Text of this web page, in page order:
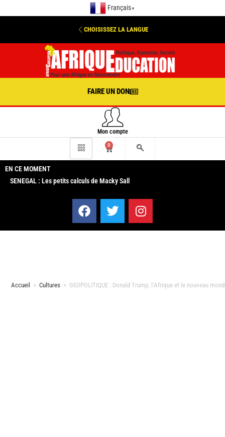
Français ▼
CHOISISSEZ LA LANGUE
FAIRE UN DON
Mon compte
0
EN CE MOMENT
SENEGAL : Les petits calculs de Macky Sall
Accueil > Cultures > GEOPOLITIQUE : Donald Trump, l’Afrique et le nouveau